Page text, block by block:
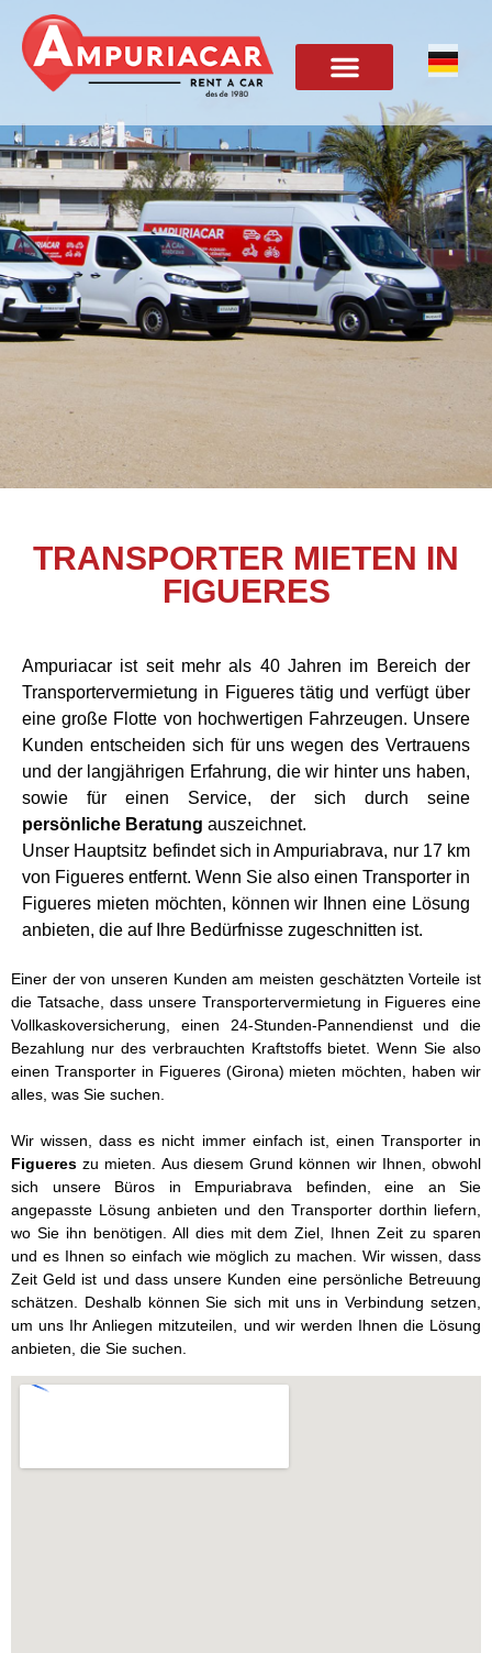
TRANSPORTER MIETEN IN
FIGUERES
Ampuriacar ist seit mehr als 40 Jahren im Bereich der
Transportervermietung in Figueres tätig und verfügt über
eine große Flotte von hochwertigen Fahrzeugen. Unsere
Kunden entscheiden sich für uns wegen des Vertrauens
und der langjährigen Erfahrung, die wir hinter uns haben,
sowie für einen Service, der sich durch seine
persönliche Beratung auszeichnet.
Unser Hauptsitz befindet sich in Ampuriabrava, nur 17 km
von Figueres entfernt. Wenn Sie also einen Transporter in
Figueres mieten möchten, können wir Ihnen eine Lösung
anbieten, die auf Ihre Bedürfnisse zugeschnitten ist.
Einer der von unseren Kunden am meisten geschätzten Vorteile ist
die Tatsache, dass unsere Transportervermietung in Figueres eine
Vollkaskoversicherung, einen 24-Stunden-Pannendienst und die
Bezahlung nur des verbrauchten Kraftstoffs bietet. Wenn Sie also
einen Transporter in Figueres (Girona) mieten möchten, haben wir
alles, was Sie suchen.
Wir wissen, dass es nicht immer einfach ist, einen Transporter in
Figueres zu mieten. Aus diesem Grund können wir Ihnen, obwohl
sich unsere Büros in Empuriabrava befinden, eine an Sie
angepasste Lösung anbieten und den Transporter dorthin liefern,
wo Sie ihn benötigen. All dies mit dem Ziel, Ihnen Zeit zu sparen
und es Ihnen so einfach wie möglich zu machen. Wir wissen, dass
Zeit Geld ist und dass unsere Kunden eine persönliche Betreuung
schätzen. Deshalb können Sie sich mit uns in Verbindung setzen,
um uns Ihr Anliegen mitzuteilen, und wir werden Ihnen die Lösung
anbieten, die Sie suchen.